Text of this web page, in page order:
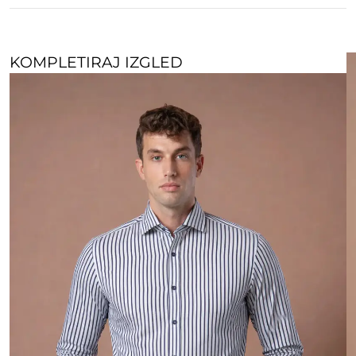
KOMPLETIRAJ IZGLED